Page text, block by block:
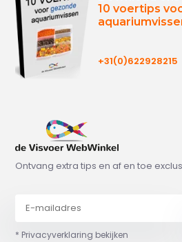
10 voertips
+31(0)622928215
Ontvang extra tips en af en toe
* Privacyverklaring bekijken